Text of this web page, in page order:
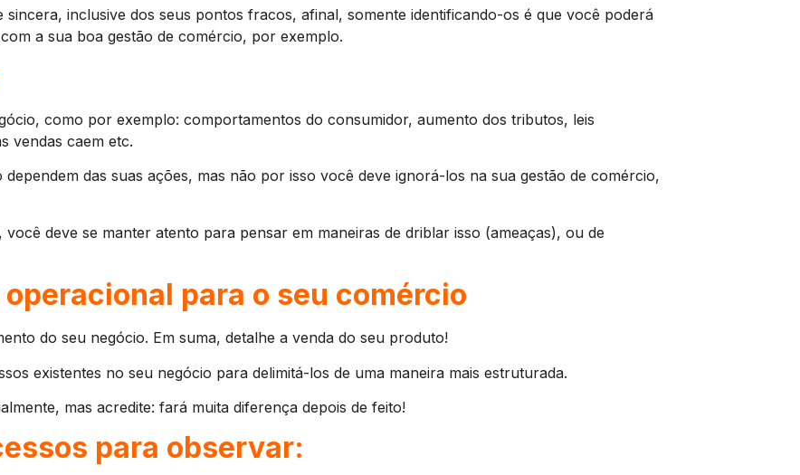
inclusive dos seus pontos fracos, afinal, somente identificando-os é que você poderá
a sua boa gestão de comércio, por exemplo.
como por exemplo: comportamentos do consumidor, aumento dos tributos, leis
vendas caem etc.
das suas ações, mas não por isso você deve ignorá-los na sua gestão de comércio,
deve se manter atento para pensar em maneiras de driblar isso (ameaças), ou de
para o seu comércio
do seu negócio. Em suma, detalhe a venda do seu produto!
existentes no seu negócio para delimitá-los de uma maneira mais estruturada.
mas acredite: fará muita diferença depois de feito!
para observar: